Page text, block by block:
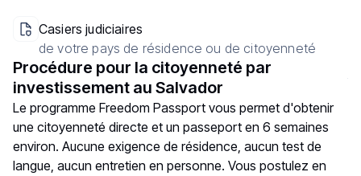
Casiers judiciaires
de votre pays de résidence ou de citoyenneté
Procédure pour la citoyenneté par
investissement au Salvador
Le programme Freedom Passport vous permet d'obtenir
une citoyenneté directe et un passeport en 6 semaines
environ. Aucune exigence de résidence, aucun test de
langue, aucun entretien en personne. Vous postulez en